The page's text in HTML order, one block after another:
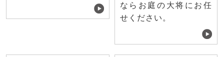
ならお庭の大将にお任
せください。